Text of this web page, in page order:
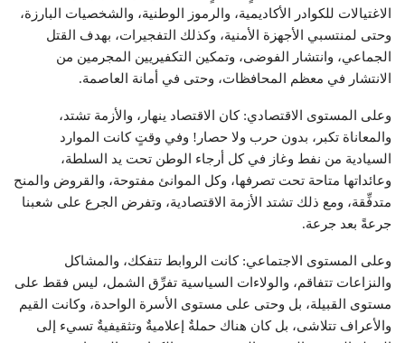
الاغتيالات للكوادر الأكاديمية، والرموز الوطنية، والشخصيات البارزة،
وحتى لمنتسبي الأجهزة الأمنية، وكذلك التفجيرات، بهدف القتل
الجماعي، وانتشار الفوضى، وتمكين التكفيريين المجرمين من
الانتشار في معظم المحافظات، وحتى في أمانة العاصمة.
وعلى المستوى الاقتصادي: كان الاقتصاد ينهار، والأزمة تشتد،
والمعاناة تكبر، بدون حرب ولا حصار! وفي وقتٍ كانت الموارد
السيادية من نفط وغاز في كل أرجاء الوطن تحت يد السلطة،
وعائداتها متاحة تحت تصرفها، وكل الموانئ مفتوحة، والقروض والمنح
متدفِّقة، ومع ذلك تشتد الأزمة الاقتصادية، وتفرض الجرع على شعبنا
جرعةً بعد جرعة.
وعلى المستوى الاجتماعي: كانت الروابط تتفكك، والمشاكل
والنزاعات تتفاقم، والولاءات السياسية تفرِّق الشمل، ليس فقط على
مستوى القبيلة، بل وحتى على مستوى الأسرة الواحدة، وكانت القيم
والأعراف تتلاشى، بل كان هناك حملةٌ إعلاميةٌ وتثقيفيةٌ تسيء إلى